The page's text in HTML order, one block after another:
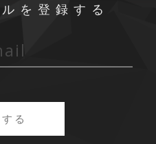
を登録する
る